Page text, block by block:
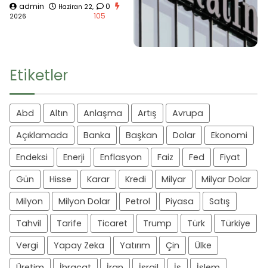
admin
Haziran 22,
2026
0
105
Etiketler
Abd Altın Anlaşma Artış
Avrupa
Açıklamada
Banka Başkan Dolar
Ekonomi
Endeksi
Enerji Enflasyon Faiz Fed
Fiyat
Gün
Hisse Karar Kredi Milyar
Milyar Dolar
Milyon
Milyon Dolar Petrol Piyasa
Satış
Tahvil
Tarife Ticaret Trump Türk
Türkiye
Vergi
Yapay Zeka Yatırım Çin
Ülke